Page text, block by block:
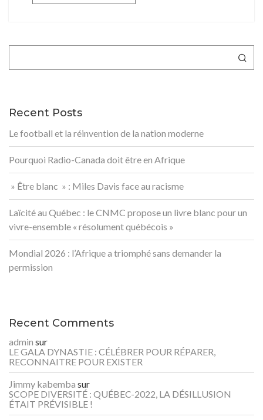
Recent Posts
Le football et la réinvention de la nation moderne
Pourquoi Radio-Canada doit être en Afrique
» Être blanc » : Miles Davis face au racisme
Laïcité au Québec : le CNMC propose un livre blanc pour un
vivre-ensemble « résolument québécois »
Mondial 2026 : l’Afrique a triomphé sans demander la
permission
Recent Comments
admin sur
LE GALA DYNASTIE : CÉLÉBRER POUR RÉPARER,
RECONNAITRE POUR EXISTER
Jimmy kabemba sur
SCOPE DIVERSITÉ : QUÉBEC-2022, LA DÉSILLUSION
ÉTAIT PRÉVISIBLE !